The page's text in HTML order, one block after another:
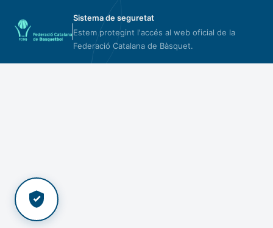
Sistema de seguretat
Estem protegint l'accés al web oficial de la
Federació Catalana de Bàsquet.